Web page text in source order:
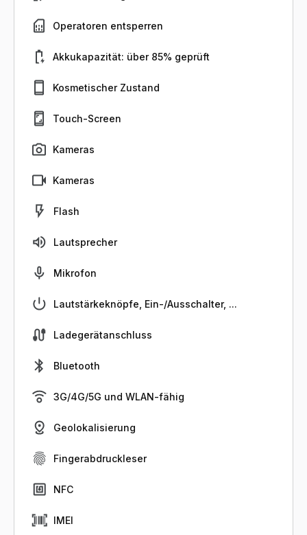
Operatoren entsperren
Akkukapazität: über 85% geprüft
Kosmetischer Zustand
Touch-Screen
Kameras
Kameras
Flash
Lautsprecher
Mikrofon
Lautstärkeknöpfe, Ein-/Ausschalter, ...
Ladegerätanschluss
Bluetooth
3G/4G/5G und WLAN-fähig
Geolokalisierung
Fingerabdruckleser
NFC
IMEI